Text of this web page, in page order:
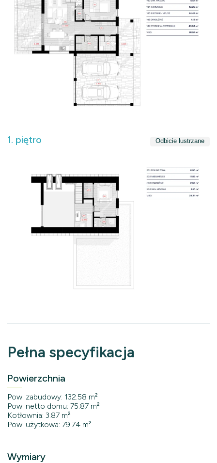
1. piętro Odbicie lustrzane
Pełna specyfikacja
Powierzchnia
Pow. zabudowy: 132.58 m²
Pow. netto domu: 75.87 m²
Kotłownia: 3.87 m²
Pow. użytkowa: 79.74 m²
Wymiary